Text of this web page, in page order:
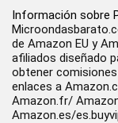
Información sobre
de Amazon EU y
afiliados diseñado
obtener
enlaces a
Amazon.fr/
Amazon.es/